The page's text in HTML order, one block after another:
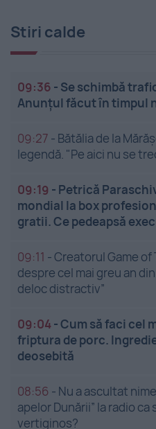
Stiri calde
09:36 - Se schimbă
Anunțul făcut în timpul
09:27 - Bătălia de la
legendă. "Pe aici nu se
09:19 - Petrică
mondial la box
gratii. Ce pedeapsă
09:11 -Creatorul Game
despre cel mai greu an
deloc distractiv”
09:04-Cum să faci cel
friptura de porc.
deosebită
08:56 - Nu a ascultat
apelor Dunării” la radio ca
vertiginos?